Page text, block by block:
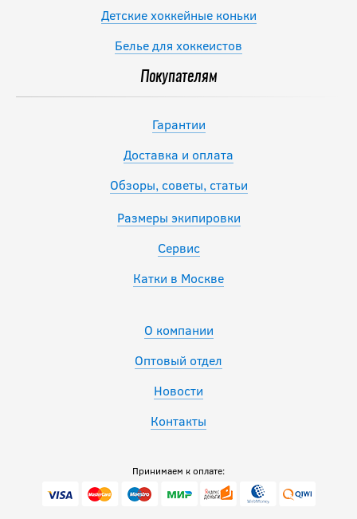
Детские хоккейные коньки
Белье для хоккеистов
Покупателям
Гарантии
Доставка и оплата
Обзоры, советы, статьи
Размеры экипировки
Сервис
Катки в Москве
О компании
Оптовый отдел
Новости
Контакты
Принимаем к оплате: